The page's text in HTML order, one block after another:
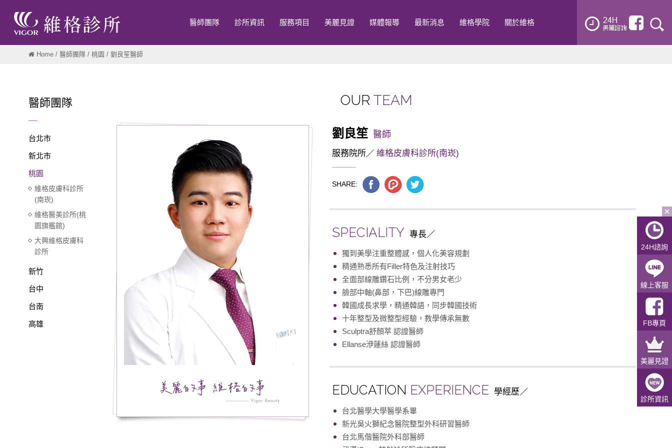
醫師團隊 診所資訊 服務項目 美麗見證 媒體報導 最新消息 維格學院 關於維格
24H諮詢
線上客服
FB專頁
美麗見證
診所資訊
Home / 醫師團隊 / 桃園 / 劉良笙醫師
醫師團隊
台北市
新北市
桃園
維格皮膚科診所
(南崁)
維格醫美診所(桃
園旗艦館)
大興維格皮膚科
診所
新竹
台中
台南
高雄
OUR TEAM
劉良笙 醫師
服務院所 維格皮膚科診所(南崁)
SHARE:
SPECIALITY 專長
獨到美學注重整體感，個人化美容規劃
精通熟悉所有Filler特色及注射技巧
全面部線雕鑽石比例，不分男女老少
臉部中軸(鼻部，下巴)線雕專門
韓國成長求學，精通韓語，同步韓國技術
十年整型及微整型經驗，教學傳承無數
Sculptra舒顏萃 認證醫師
Ellanse洢蓮絲 認證醫師
EDUCATION EXPERIENCE 學經歷
台北醫學大學醫學系畢
新光吳火獅紀念醫院整型外科研習醫師
台北馬偕醫院外科部醫師